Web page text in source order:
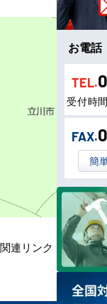
関連リンク：
お電話
TEL.
受付時
FAX.
簡